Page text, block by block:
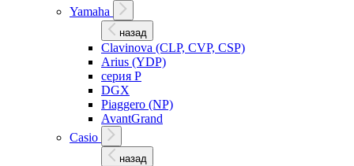
Yamaha
назад
Clavinova (CLP, CVP, CSP)
Arius (YDP)
серия P
DGX
Piaggero (NP)
AvantGrand
Casio
назад